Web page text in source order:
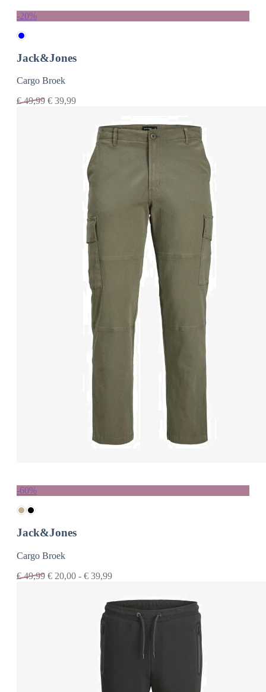
-20%
Jack&Jones
Cargo Broek
€49,99 € 39,99
-60%
Jack&Jones
Cargo Broek
€49,99 € 20,00 - € 39,99